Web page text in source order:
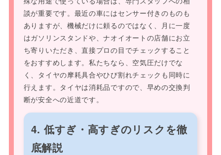
談が重要です。最近の車にはセンサー付きのものも
ありますが、機械だけに頼るのではなく、月に一度
はガソリンスタンドや、ナオイオートの店舗にお立
ち寄りいただき、直接プロの目でチェックすること
をおすすめします。私たちなら、空気圧だけでな
く、タイヤの摩耗具合やひび割れチェックも同時に
行えます。タイヤは消耗品ですので、早めの交換判
断が安全への近道です。
4. 低すぎ・高すぎのリスクを徹
底解説